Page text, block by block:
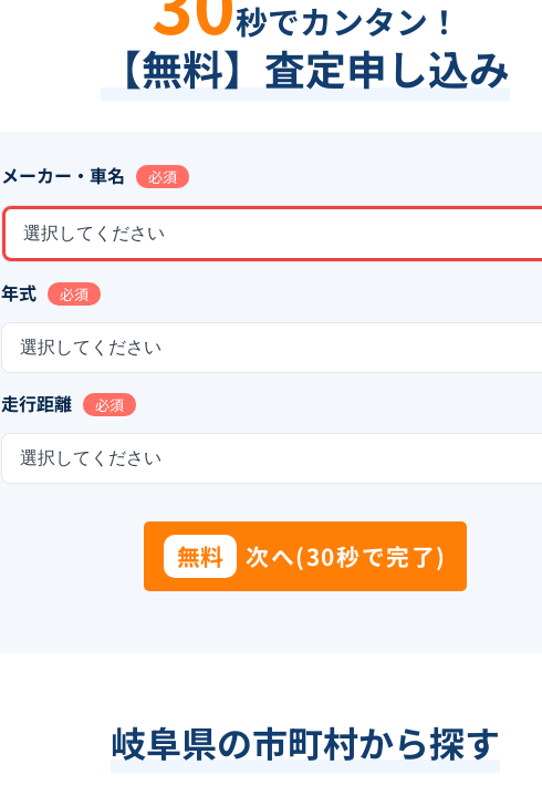
秒でカンタン！
【無料】査定申し込み
メーカー・車名 必須
選択してください
年式 必須
選択してください
走行距離 必須
選択してください
無料 次へ(30秒で完了)
岐阜県の市町村から探す